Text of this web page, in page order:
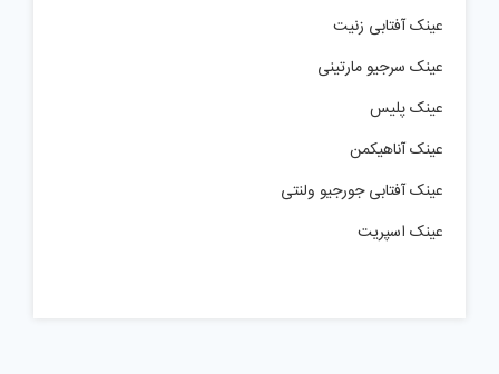
عینک آفتابی زنیت
عینک سرجیو مارتینی
عینک پلیس
عینک آناهیکمن
عینک آفتابی جورجیو ولنتی
عینک اسپریت